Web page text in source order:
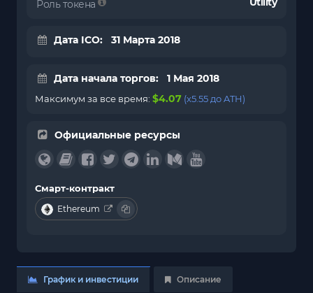
Роль токена
Дата ICO: 31 Марта 2018
Дата начала торгов: 1 Мая 2018
Максимум за все время: $4.07 (x5.55 до ATH)
Официальные ресурсы
Смарт-контракт
Ethereum
График и инвестиции Описание